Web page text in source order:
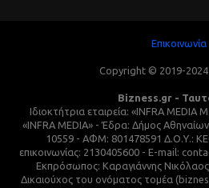
Επικοινωνία
Copyright © 2019-
Bizness.gr -
Ιδιοκτήτρια εταιρεία: «INFRA MEDIA
«INFRA MEDIA» - Έδρα: Δήμος
10559 - ΑΦΜ: 801478591 Δ.Ο.Υ.:
επικοινωνίας: 2130405600 - E-mail:
Εκπρόσωπος: Καραγιάννης
Δικαιούχος του ονόματος τομέα